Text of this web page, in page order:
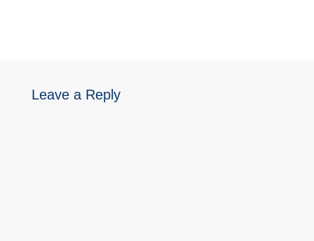
Leave a Reply